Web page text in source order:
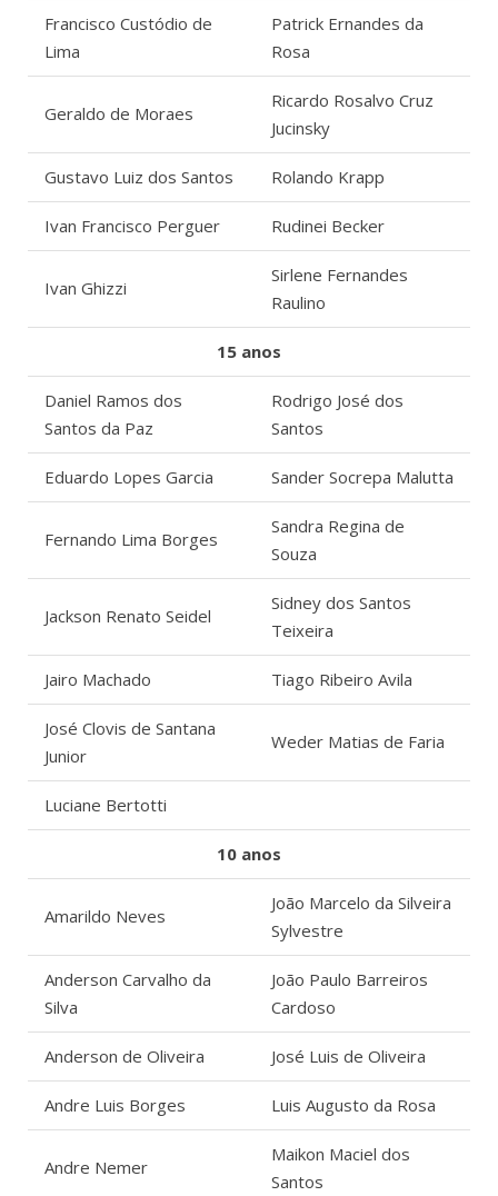
Francisco Custódio de
Lima
Patrick Ernandes da
Rosa
Geraldo de Moraes
Ricardo Rosalvo Cruz
Jucinsky
Gustavo Luiz dos Santos Rolando Krapp
Ivan Francisco Perguer Rudinei Becker
Ivan Ghizzi
Sirlene Fernandes
Raulino
15 anos
Daniel Ramos dos
Santos da Paz
Rodrigo José dos
Santos
Eduardo Lopes Garcia Sander Socrepa Malutta
Fernando Lima Borges
Sandra Regina de
Souza
Jackson Renato Seidel
Sidney dos Santos
Teixeira
Jairo Machado Tiago Ribeiro Avila
José Clovis de Santana
Junior
Weder Matias de Faria
Luciane Bertotti
10 anos
Amarildo Neves
João Marcelo da Silveira
Sylvestre
Anderson Carvalho da
Silva
João Paulo Barreiros
Cardoso
Anderson de Oliveira José Luis de Oliveira
Andre Luis Borges Luis Augusto da Rosa
Andre Nemer
Maikon Maciel dos
Santos